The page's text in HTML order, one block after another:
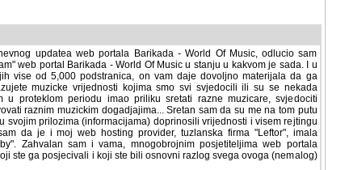
updatea web portala Barikada - World Of Music, odlucio sam
web portal Barikada - World Of Music u stanju u kakvom je sada. I u
vise od 5,000 podstranica, on vam daje dovoljno materijala da ga
muzicke vrijednosti kojima smo svi svjedocili ili su se nekada desile.
periodu imao priliku sretati razne muzicare, svjedociti njihovim
muzickim dogadjajima... Sretan sam da su me na tom putu pratili
prilozima (informacijama) doprinosili vrijednosti i visem rejtingu ovog
je i moj web hosting provider, tuzlanska firma "Leftor", imala
Zahvalan sam i vama, mnogobrojnim posjetiteljima web portala
ste ga posjecivali i koji ste bili osnovni razlog svega ovoga (nemalog)